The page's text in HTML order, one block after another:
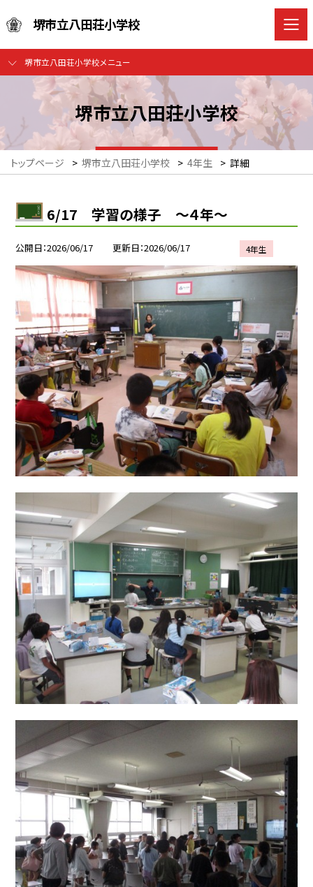
堺市立八田荘小学校
堺市立八田荘小学校メニュー
堺市立八田荘小学校
トップページ > 堺市立八田荘小学校 > 4年生 > 詳細
6/17 学習の様子 ～４年～
公開日 2026/06/17 更新日 2026/06/17 4年生